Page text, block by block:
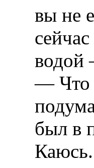
вы не
водой
— Что
был в